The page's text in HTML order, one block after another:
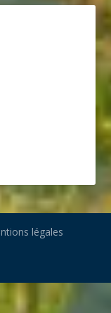
légales